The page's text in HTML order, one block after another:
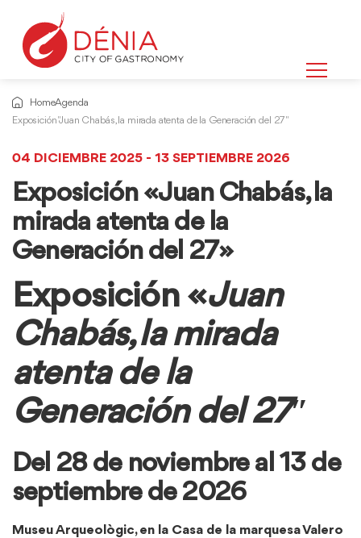
HomeAgenda
Exposición "Juan Chabás, la mirada atenta de la Generación del 27"
04 DICIEMBRE 2025 - 13 SEPTIEMBRE 2026
Exposición «Juan Chabás, la
mirada atenta de la
Generación del 27»
Exposición «Juan
Chabás, la mirada
atenta de la
Generación del 27″
Del 28 de noviembre al 13 de
septiembre de 2026
Museu Arqueològic, en la Casa de la marquesa Valero